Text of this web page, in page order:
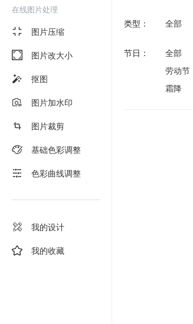
在线图片处理
图片压缩
图片改大小
抠图
图片加水印
图片裁剪
基础色彩调整
色彩曲线调整
我的设计
我的收藏
类型： 全部
节日： 全部
劳动节
霜降